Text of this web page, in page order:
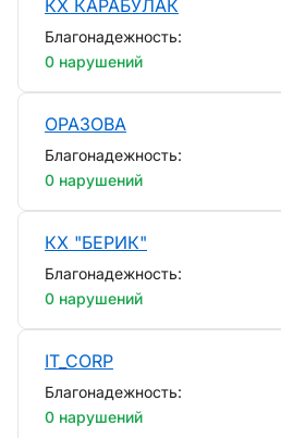
КХ КАРАБУЛАК
Благонадежность:
0 нарушений
ОРАЗОВА
Благонадежность:
0 нарушений
КХ "БЕРИК"
Благонадежность:
0 нарушений
IT_CORP
Благонадежность:
0 нарушений